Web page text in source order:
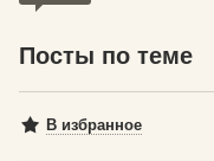
Посты по теме
В избранное